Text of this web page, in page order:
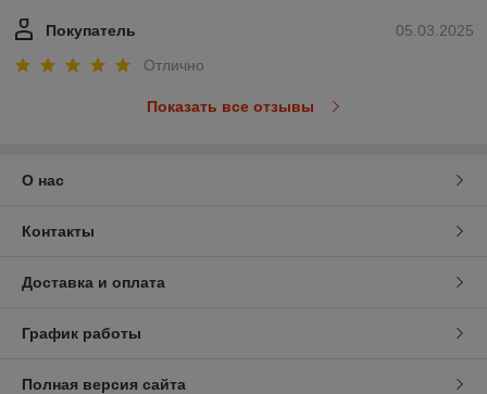
05.03.2025
Покупатель
Отлично
Показать все отзывы
О нас
Контакты
Доставка и оплата
График работы
Полная версия сайта